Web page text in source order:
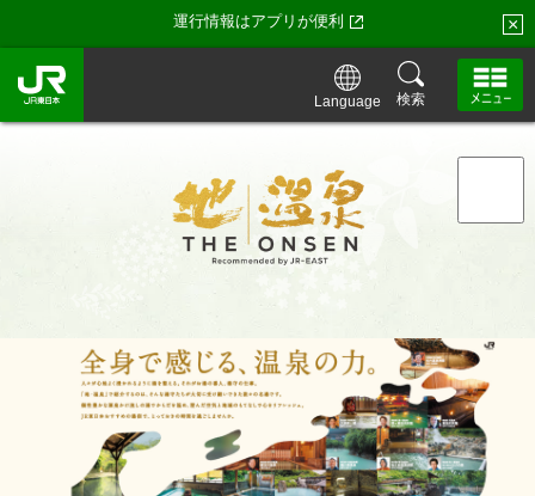
運行情報はアプリが便利 ×
Language 検索
「地・温泉」トップ
「地・温泉」の湯守たち・お宿一覧